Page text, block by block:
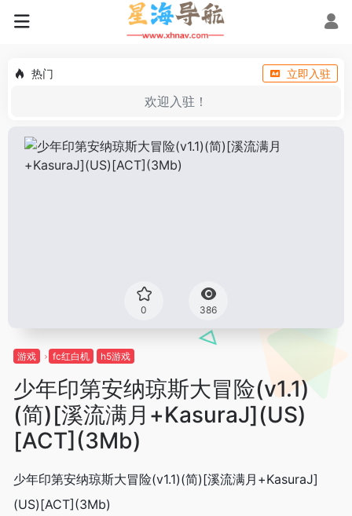
热门 立即入驻
欢迎入驻！
0 386
游戏 fc红白机 h5游戏
少年印第安纳琼斯大冒险(v1.1)
(简)[溪流满月+KasuraJ](US)
[ACT](3Mb)
少年印第安纳琼斯大冒险(v1.1)(简)[溪流满月+KasuraJ]
(US)[ACT](3Mb)